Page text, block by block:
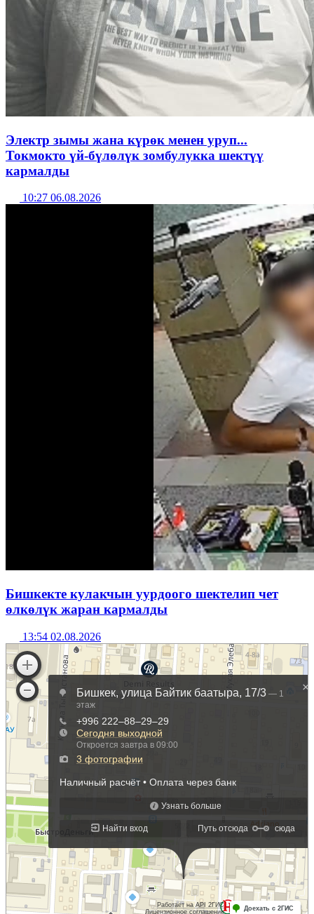
Электр зымы жана күрөк менен уруп...
Токмокто үй-бүлөлүк зомбулукка шектүү
кармалды
10:27 06.08.2026
Бишкекте кулакчын уурдоого шектелип чет
өлкөлүк жаран кармалды
13:54 02.08.2026